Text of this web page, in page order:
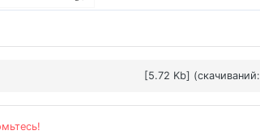
[5.72 Kb]